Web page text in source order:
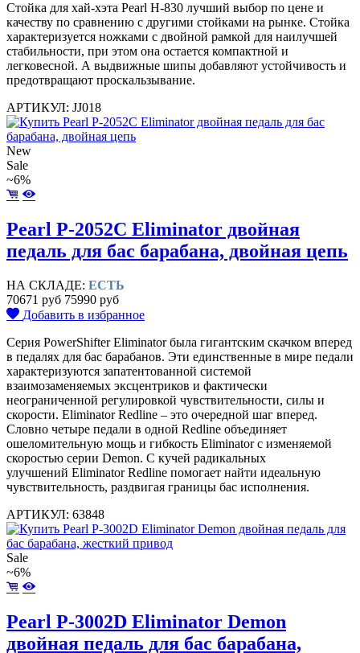
Стойка для хай-хэта Pearl Н-830 лучший выбор по цене и
качеству по сравнению с другими стойками на рынке. Стойка
характеризуется ножками с двойной рамкой для наилучшей
стабильности, при этом она остается компактной и
легковесной. А выдвижные шипы добавляют устойчивость и
предотвращают проскальзывание.
АРТИКУЛ: JJ018
New
Sale
~6%
Pearl P-2052C Eliminator двойная
педаль для бас барабана, двойная цепь
НА СКЛАДЕ: ЕСТЬ
70671 руб 75990 руб
Добавить в избранное
Серия PowerShifter Eliminator была гигантским скачком вперед
в педалях для бас барабанов. Эти единственные в мире педали
характеризуются запатентованной системой
взаимозаменяемых эксцентриков и фактически
неограниченной регулировкой чувствительности, силы и
скорости. Eliminator Redline – это очередной шаг вперед.
Словно четыре педали в одной Redline объединяет
ошеломительную мощь и гибкость Eliminator с изменяемой
скоростью серии Demon. С кучей радикальных
улучшений Eliminator Redline помогает найти идеальную
чувствительность, раздвигая границы бас исполнения.
АРТИКУЛ: 63848
Sale
~6%
Pearl P-3002D Eliminator Demon
двойная педаль для бас барабана,